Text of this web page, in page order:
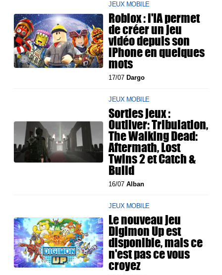
JEUX MOBILE
Roblox : l'IA permet
de créer un jeu
vidéo depuis son
iPhone en quelques
mots
17/07 Dargo
JEUX MOBILE
Sorties jeux :
Outliver: Tribulation,
The Walking Dead:
Aftermath, Lost
Twins 2 et Catch &
Build
16/07Alban
JEUX MOBILE
Le nouveau jeu
Digimon Up est
disponible, mais ce
n'est pas ce vous
croyez